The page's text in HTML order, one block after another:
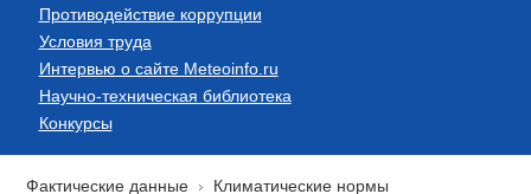
Противодействие коррупции
Условия труда
Интервью о сайте Meteoinfo.ru
Научно-техническая библиотека
Конкурсы
Фактические данные Климатические нормы